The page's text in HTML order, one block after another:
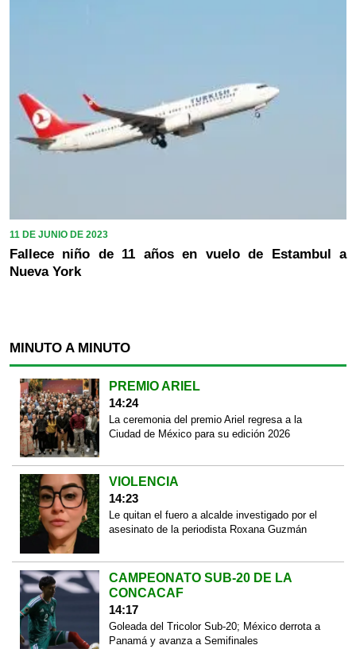
11 DE JUNIO DE 2023
Fallece niño de 11 años en vuelo de Estambul a
Nueva York
MINUTO A MINUTO
PREMIO ARIEL
14:24
La ceremonia del premio Ariel regresa a la
Ciudad de México para su edición 2026
VIOLENCIA
14:23
Le quitan el fuero a alcalde investigado por el
asesinato de la periodista Roxana Guzmán
CAMPEONATO SUB-20 DE LA
CONCACAF
14:17
Goleada del Tricolor Sub-20; México derrota a
Panamá y avanza a Semifinales